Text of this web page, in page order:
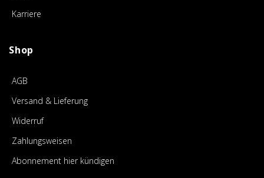
Karriere
Shop
AGB
Versand & Lieferung
Widerruf
Zahlungsweisen
Abonnement hier kündigen